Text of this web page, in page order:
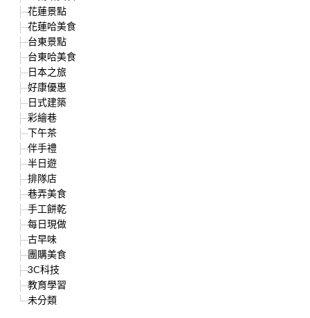
花蓮景點
花蓮哈美食
台東景點
台東哈美食
日本之旅
好康優惠
日式建築
彩繪巷
下午茶
伴手禮
半日遊
排隊店
巷弄美食
手工餅乾
每日現做
古早味
團購美食
3C科技
教育學習
未分類